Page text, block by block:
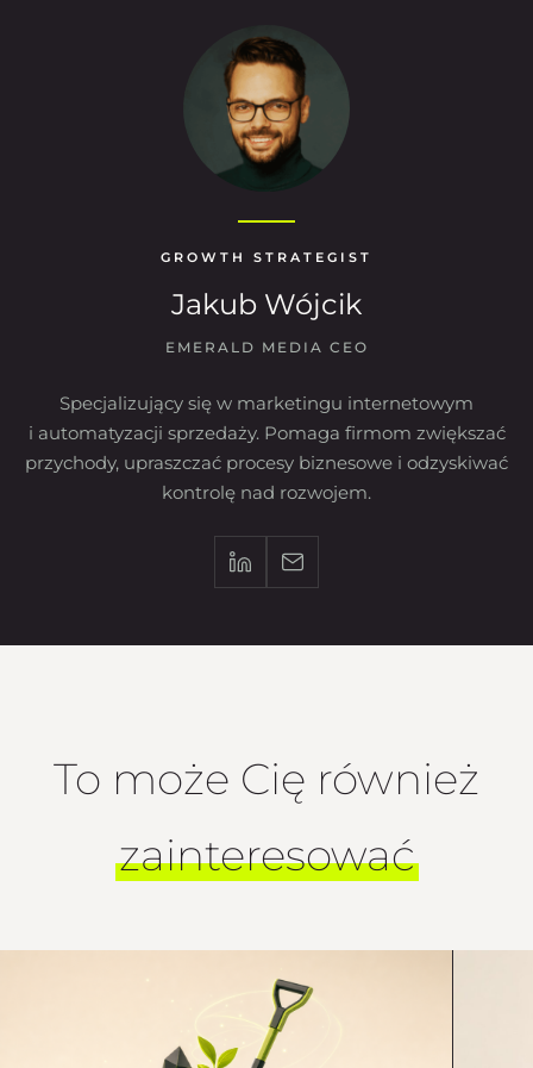
GROWTH STRATEGIST
Jakub Wójcik
EMERALD MEDIA CEO
Specjalizujący się w marketingu internetowym
i automatyzacji sprzedaży. Pomaga firmom zwiększać
przychody, upraszczać procesy biznesowe i odzyskiwać
kontrolę nad rozwojem.
To może Cię również
zainteresować